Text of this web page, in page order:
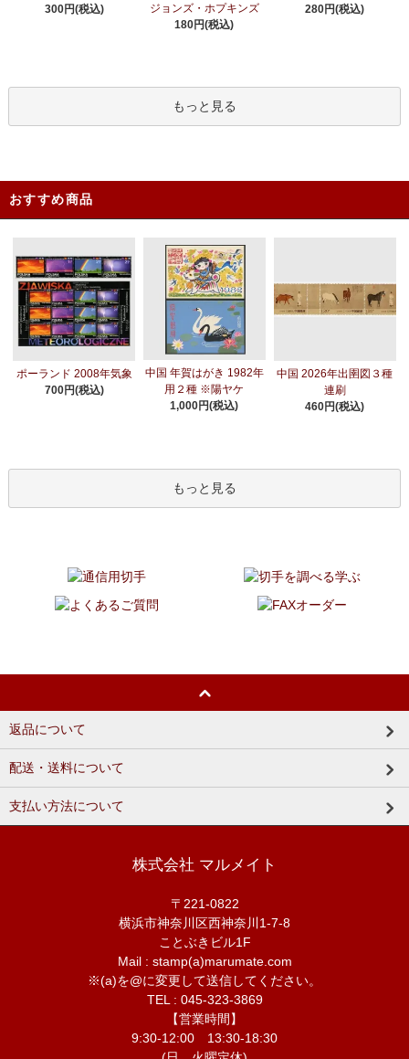
300円(税込)
ジョンズ・ホプキンズ
180円(税込)
280円(税込)
もっと見る
おすすめ商品
ポーランド 2008年気象
700円(税込)
中国 年賀はがき 1982年
用２種 ※陽ヤケ
1,000円(税込)
中国 2026年出圉図３種
連刷
460円(税込)
もっと見る
返品について
配送・送料について
支払い方法について
株式会社 マルメイト
〒221-0822
横浜市神奈川区西神奈川1-7-8
ことぶきビル1F
Mail : stamp(a)marumate.com
※(a)を@に変更して送信してください。
TEL : 045-323-3869
【営業時間】
9:30-12:00 13:30-18:30